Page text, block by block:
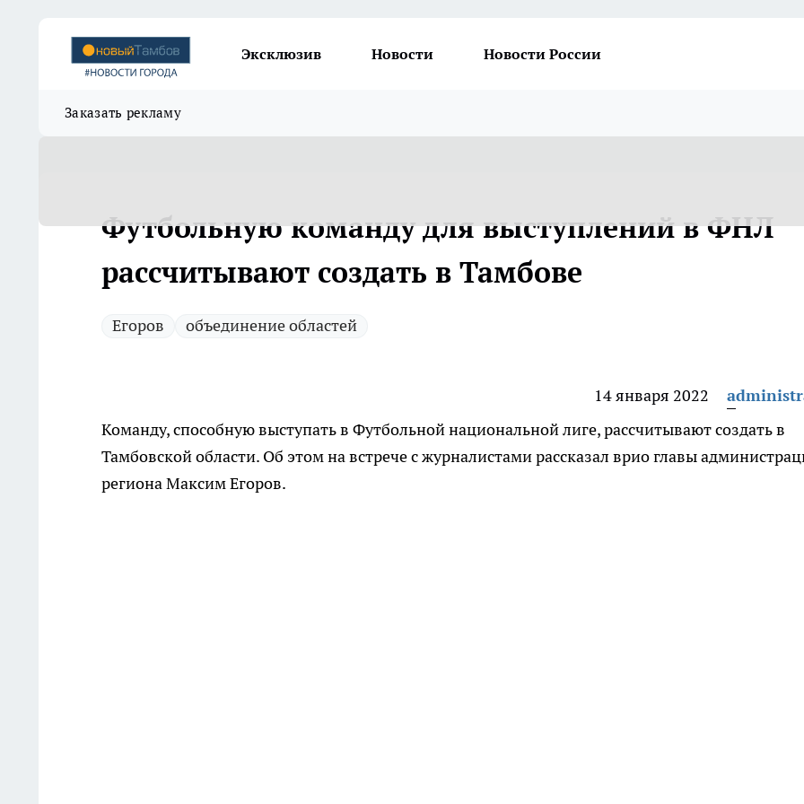
Эксклюзив Новости Новости России
Заказать рекламу
Футбольную команду для выступлений в ФНЛ
рассчитывают создать в Тамбове
Егоров объединение областей
14 января 2022
Команду, способную выступать в Футбольной национальной лиге, рассчитывают создать в
Тамбовской области. Об этом на встрече с журналистами рассказал врио главы
региона Максим Егоров.